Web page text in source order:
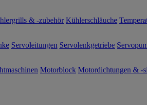
& -zubehör Kühlerschläuche
Servoleitungen Servolenkgetriebe
Motorblock Motordichtungen & -